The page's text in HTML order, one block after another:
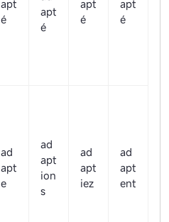
apt
é
apt
é
apt
é
apt
é
ad
apt
e
ad
apt
ion
s
ad
apt
iez
ad
apt
ent